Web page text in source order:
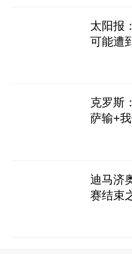
太阳报
可能遭
克罗斯
萨输+
迪马济
赛结束